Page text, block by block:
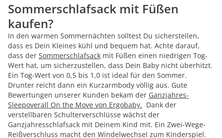
Sommerschlafsack mit Füßen
kaufen?
In den warmen Sommernächten solltest Du sicherstellen,
dass es Dein Kleines kühl und bequem hat. Achte darauf,
dass der Sommerschlafsack mit Füßen einen niedrigen Tog-
Wert hat, um sicherzustellen, dass Dein Baby nicht überhitzt.
Ein Tog-Wert von 0,5 bis 1,0 ist ideal für den Sommer.
Drunter reicht dann ein Kurzarmbody völlig aus. Gute
Bewertungen unserer Kunden bekam der Ganzjahres-
Sleepoverall On the Move von Ergobaby. Dank der
verstellbaren Schulterverschlüsse wächst der
Ganzjahresschlafsack mit Deinem Kind mit. Ein Zwei-Wege-
Reißverschluss macht den Windelwechsel zum Kinderspiel.